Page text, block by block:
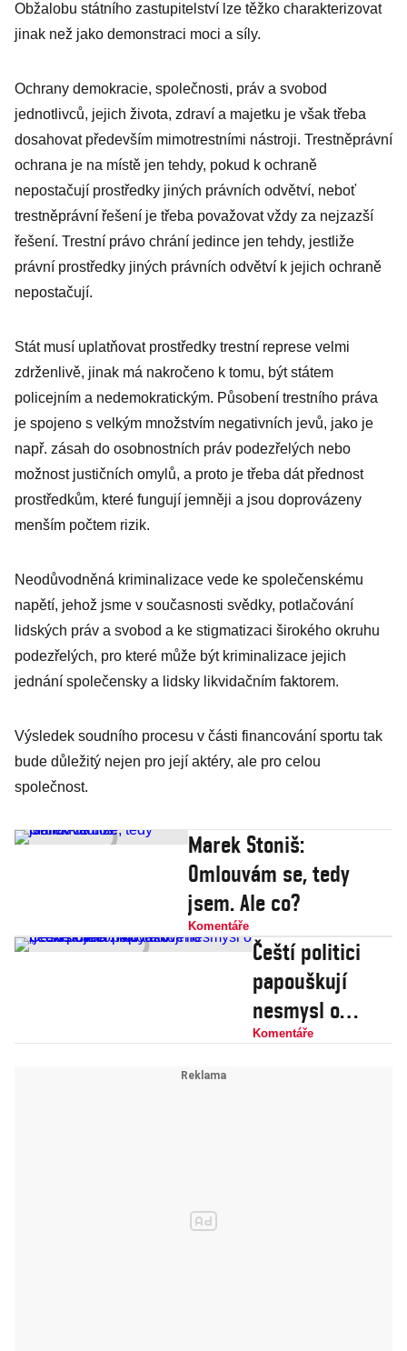
Obžalobu státního zastupitelství lze těžko charakterizovat
jinak než jako demonstraci moci a síly.
Ochrany demokracie, společnosti, práv a svobod
jednotlivců, jejich života, zdraví a majetku je však třeba
dosahovat především mimotrestními nástroji. Trestněprávní
ochrana je na místě jen tehdy, pokud k ochraně
nepostačují prostředky jiných právních odvětví, neboť
trestněprávní řešení je třeba považovat vždy za nejzazší
řešení. Trestní právo chrání jedince jen tehdy, jestliže
právní prostředky jiných právních odvětví k jejich ochraně
nepostačují.
Stát musí uplatňovat prostředky trestní represe velmi
zdrženlivě, jinak má nakročeno k tomu, být státem
policejním a nedemokratickým. Působení trestního práva
je spojeno s velkým množstvím negativních jevů, jako je
např. zásah do osobnostních práv podezřelých nebo
možnost justičních omylů, a proto je třeba dát přednost
prostředkům, které fungují jemněji a jsou doprovázeny
menším počtem rizik.
Neodůvodněná kriminalizace vede ke společenskému
napětí, jehož jsme v současnosti svědky, potlačování
lidských práv a svobod a ke stigmatizaci širokého okruhu
podezřelých, pro které může být kriminalizace jejich
jednání společensky a lidsky likvidačním faktorem.
Výsledek soudního procesu v části financování sportu tak
bude důležitý nejen pro její aktéry, ale pro celou
společnost.
Marek Stoniš:
Omlouvám se, tedy
jsem. Ale co?
Komentáře
Čeští politici
papouškují
nesmysl o
„jedné Číně“.
Komentáře